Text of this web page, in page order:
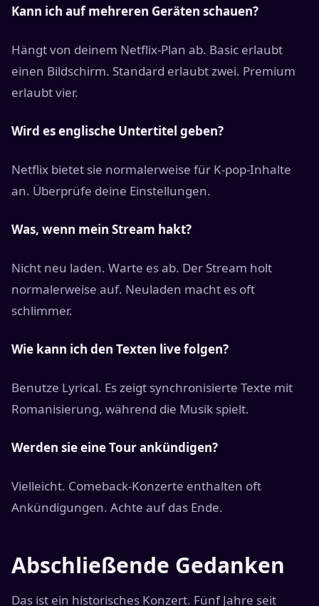
Kann ich auf mehreren Geräten schauen?
Hängt von deinem Netflix-Plan ab. Basic erlaubt
einen Bildschirm. Standard erlaubt zwei. Premium
erlaubt vier.
Wird es englische Untertitel geben?
Netflix bietet sie normalerweise für K-pop-Inhalte
an. Überprüfe deine Einstellungen.
Was, wenn mein Stream hakt?
Nicht neu laden. Warte es ab. Der Stream holt
normalerweise auf. Neuladen macht es oft
schlimmer.
Wie kann ich den Texten live folgen?
Benutze Lyrical. Es zeigt synchronisierte Texte mit
Romanisierung, während die Musik spielt.
Werden sie eine Tour ankündigen?
Vielleicht. Comeback-Konzerte enthalten oft
Ankündigungen. Achte auf das Ende.
Abschließende Gedanken
Das ist ein historisches Konzert. Fünf Jahre seit